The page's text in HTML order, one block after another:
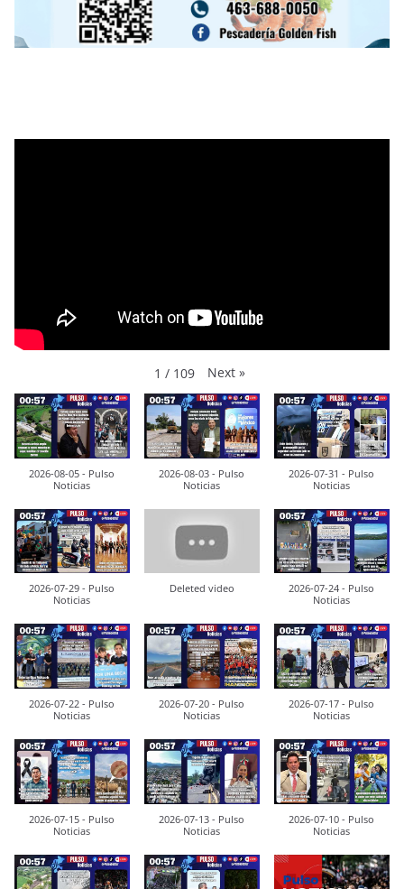
1 / 109 Next »
2026-08-05 - Pulso
Noticias
2026-08-03 - Pulso
Noticias
2026-07-31 - Pulso
Noticias
2026-07-29 - Pulso
Noticias
Deleted video
2026-07-24 - Pulso
Noticias
2026-07-22 - Pulso
Noticias
2026-07-20 - Pulso
Noticias
2026-07-17 - Pulso
Noticias
2026-07-15 - Pulso
Noticias
2026-07-13 - Pulso
Noticias
2026-07-10 - Pulso
Noticias